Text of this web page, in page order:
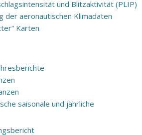
und Blitzaktivität (PLIP)
der aeronautischen Klimadaten
Karten
saisonale und jährliche